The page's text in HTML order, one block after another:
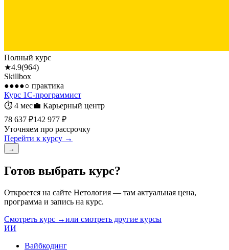
Полный курс
★4.9(964)
Skillbox
●●●●○ практика
Курс 1С-программист
⏱ 4 мес💼 Карьерный центр
78 637 ₽142 977 ₽
Уточняем про рассрочку
Перейти к курсу →
→
Готов выбрать курс?
Откроется на сайте Нетология — там актуальная цена,
программа и запись на курс.
Смотреть курс →или смотреть другие курсы
ИИ
Вайбкодинг